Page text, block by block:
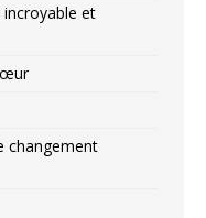
incroyable et
changement